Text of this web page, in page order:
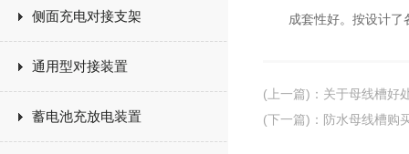
侧面充电对接支架
通用型对接装置
蓄电池充放电装置
成套性好。按设计了各
(上一篇) ： 关于母线槽好
(下一篇) ： 防水母线槽购